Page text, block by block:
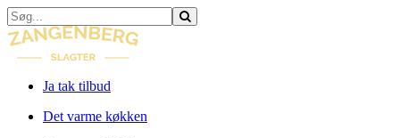
Ja tak tilbud
Det varme køkken